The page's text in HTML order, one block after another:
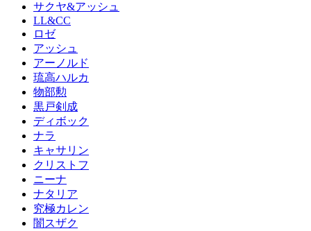
サクヤ&アッシュ
LL&CC
ロゼ
アッシュ
アーノルド
琉高ハルカ
物部勲
黒戸剣成
ディボック
ナラ
キャサリン
クリストフ
ニーナ
ナタリア
究極カレン
闇スザク